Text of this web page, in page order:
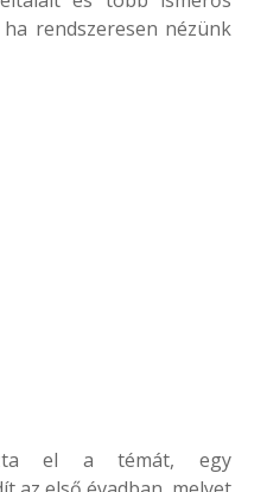
rendszeresen nézünk
el a témát, egy